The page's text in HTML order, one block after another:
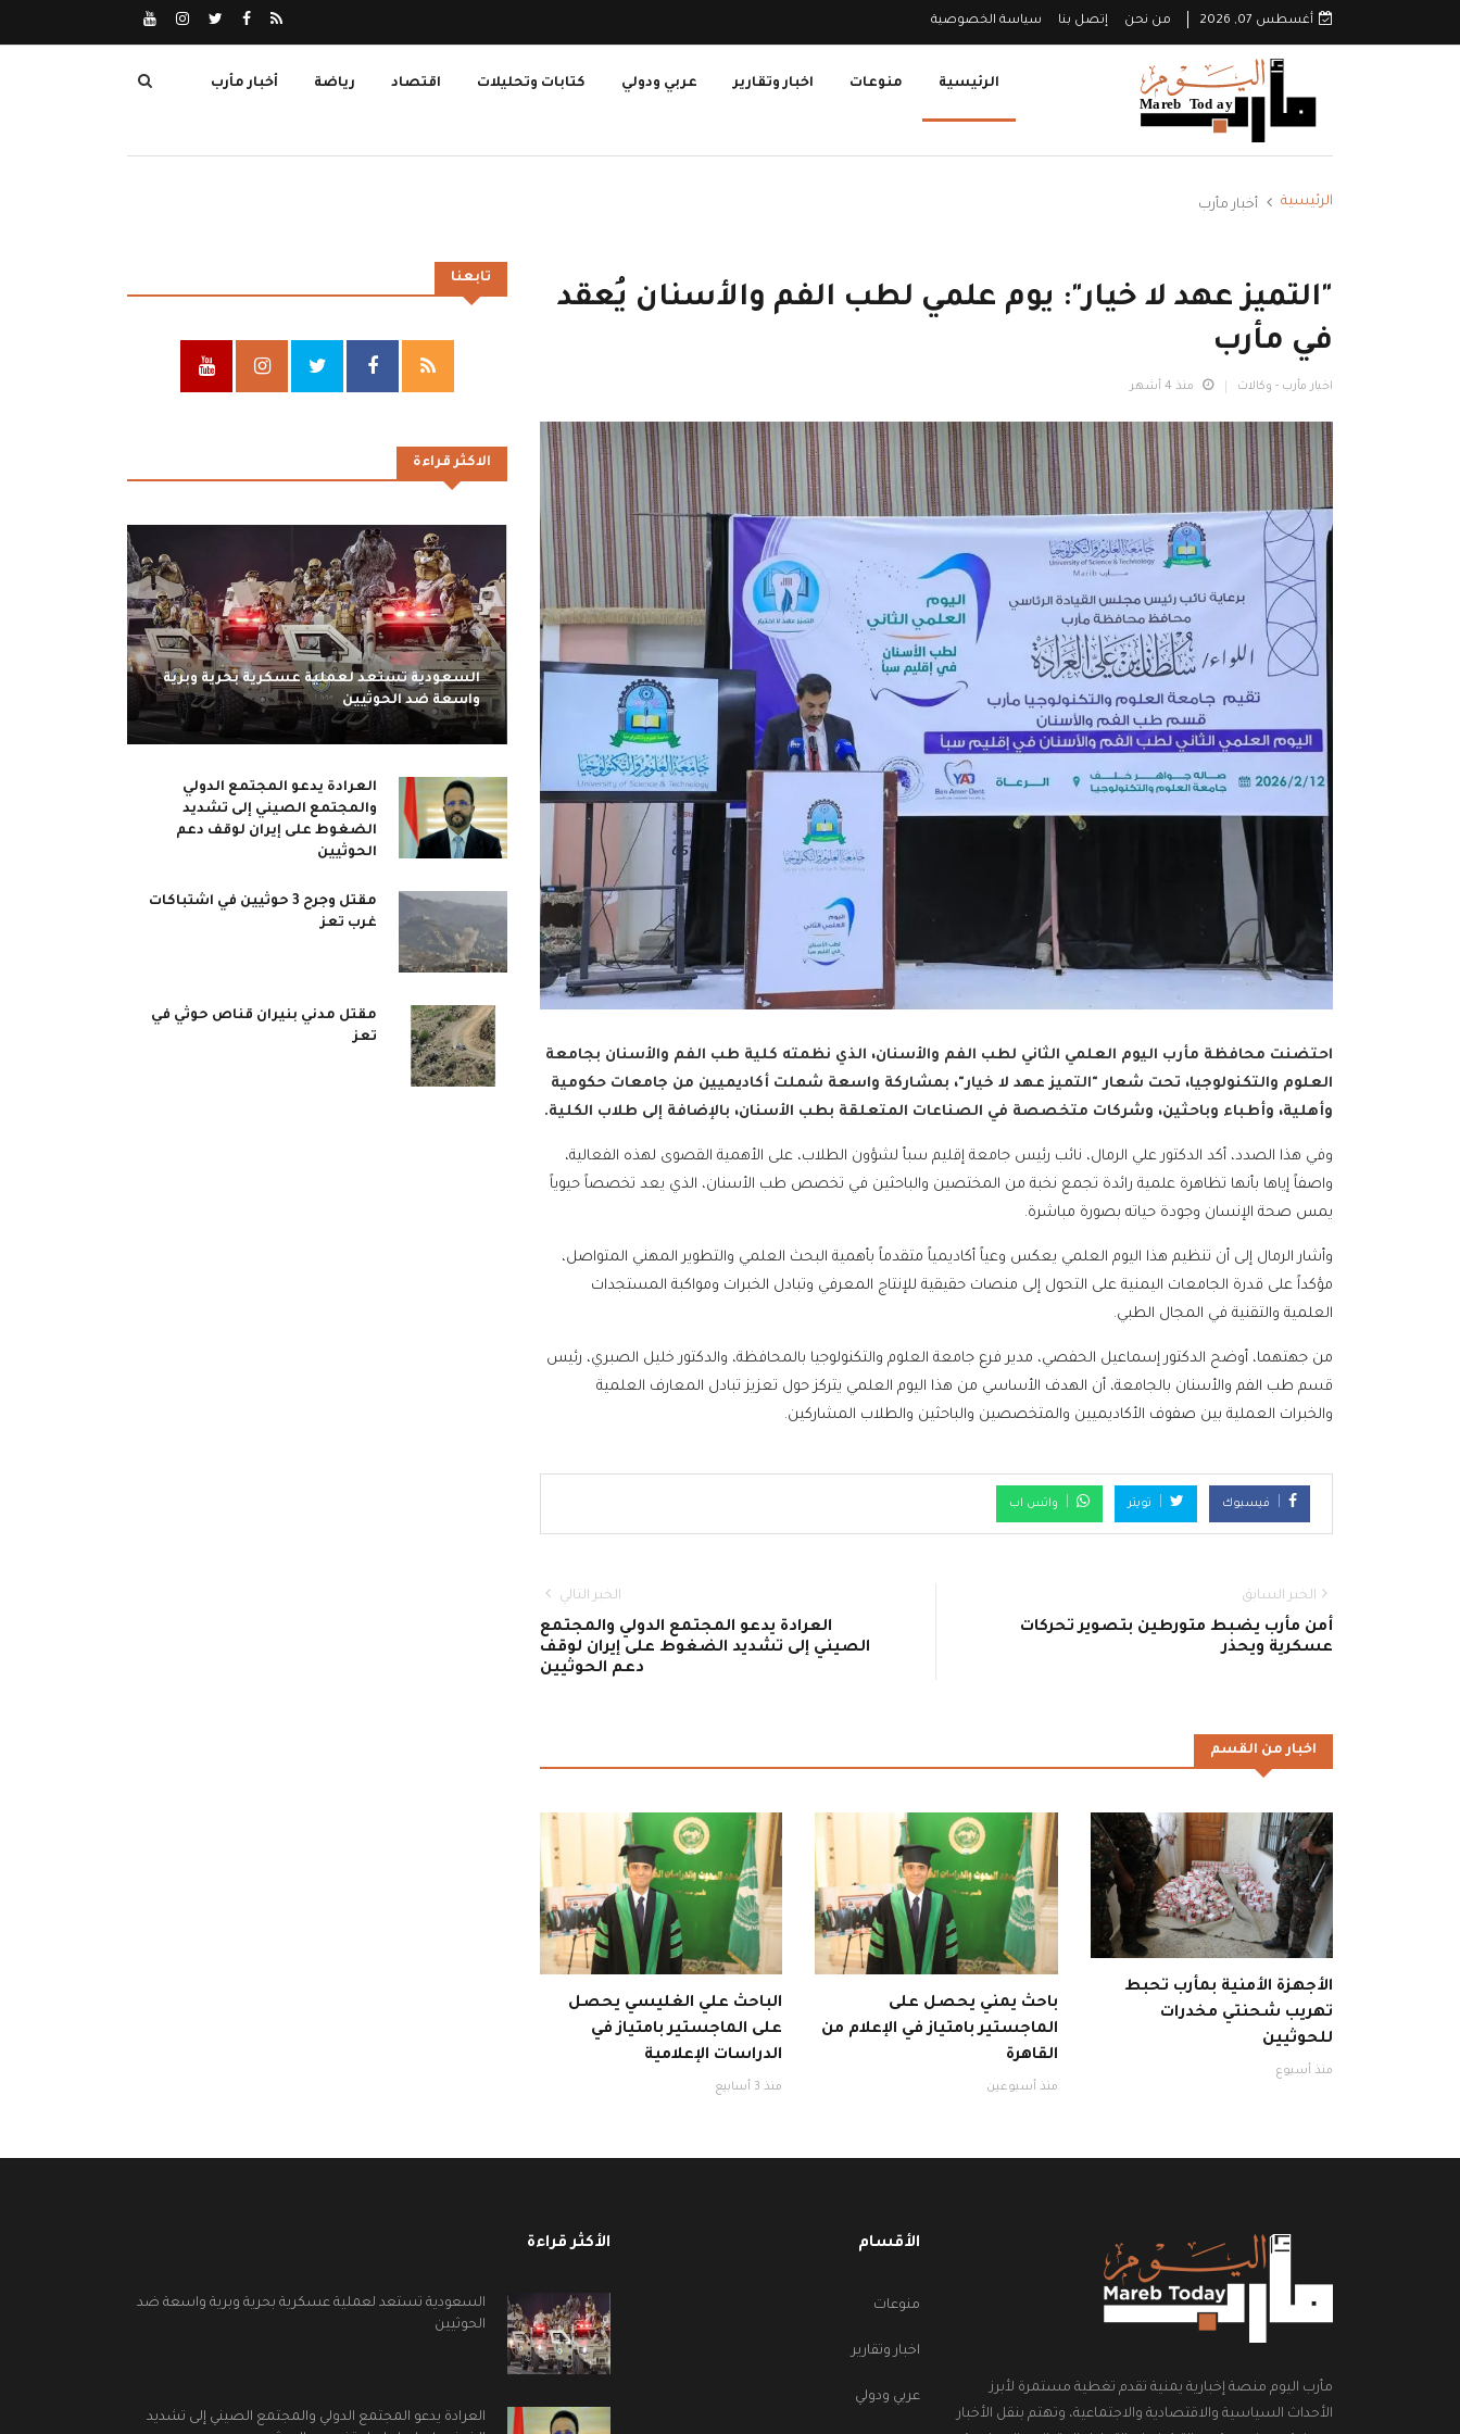
أغسطس 07, 2026 من نحن إتصل بنا سياسة الخصوصية
الرئيسية منوعات اخبار وتقارير عربي ودولي كتابات وتحليلات اقتصاد رياضة أخبار مأرب
الرئيسية أخبار مأرب
"التميز عهد لا خيار": يوم علمي لطب الفم والأسنان يُعقد
في مأرب
اخبار مأرب - وكالات منذ 4 أشهر
احتضنت محافظة مأرب اليوم العلمي الثاني لطب الفم والأسنان، الذي نظمته كلية طب الفم والأسنان بجامعة
العلوم والتكنولوجيا، تحت شعار "التميز عهد لا خيار"، بمشاركة واسعة شملت أكاديميين من جامعات حكومية
وأهلية، وأطباء وباحثين، وشركات متخصصة في الصناعات المتعلقة بطب الأسنان، بالإضافة إلى طلاب الكلية.
وفي هذا الصدد، أكد الدكتور علي الرمال، نائب رئيس جامعة إقليم سبأ لشؤون الطلاب، على الأهمية القصوى لهذه الفعالية،
واصفاً إياها بأنها تظاهرة علمية رائدة تجمع نخبة من المختصين والباحثين في تخصص طب الأسنان، الذي يعد تخصصاً حيوياً
يمس صحة الإنسان وجودة حياته بصورة مباشرة.
وأشار الرمال إلى أن تنظيم هذا اليوم العلمي يعكس وعياً أكاديمياً متقدماً بأهمية البحث العلمي والتطوير المهني المتواصل،
مؤكداً على قدرة الجامعات اليمنية على التحول إلى منصات حقيقية للإنتاج المعرفي وتبادل الخبرات ومواكبة المستجدات
العلمية والتقنية في المجال الطبي.
من جهتهما، أوضح الدكتور إسماعيل الحفصي، مدير فرع جامعة العلوم والتكنولوجيا بالمحافظة، والدكتور خليل الصبري، رئيس
قسم طب الفم والأسنان بالجامعة، أن الهدف الأساسي من هذا اليوم العلمي يتركز حول تعزيز تبادل المعارف العلمية
والخبرات العملية بين صفوف الأكاديميين والمتخصصين والباحثين والطلاب المشاركين.
فيسبوك تويتر واتس اب
الخبر السابق
أمن مأرب يضبط متورطين بتصوير تحركات
عسكرية ويحذر
الخبر التالي
العرادة يدعو المجتمع الدولي والمجتمع
الصيني إلى تشديد الضغوط على إيران لوقف
دعم الحوثيين
اخبار من القسم
الأجهزة الأمنية بمأرب تحبط
تهريب شحنتي مخدرات
للحوثيين
منذ أسبوع
باحث يمني يحصل على
الماجستير بامتياز في الإعلام من
القاهرة
منذ أسبوعين
الباحث علي الغليسي يحصل
على الماجستير بامتياز في
الدراسات الإعلامية
منذ 3 أسابيع
تابعنا
الاكثر قراءة
السعودية تستعد لعملية عسكرية بحرية وبرية
واسعة ضد الحوثيين
العرادة يدعو المجتمع الدولي
والمجتمع الصيني إلى تشديد
الضغوط على إيران لوقف دعم
الحوثيين
مقتل وجرح 3 حوثيين في اشتباكات
غرب تعز
مقتل مدني بنيران قناص حوثي في
تعز
مأرب اليوم منصة إخبارية يمنية تقدم تغطية مستمرة لأبرز
الأحداث السياسية والاقتصادية والاجتماعية، وتهتم بنقل الأخبار
الأقسام
منوعات
اخبار وتقارير
عربي ودولي
الأكثر قراءة
السعودية تستعد لعملية عسكرية بحرية وبرية واسعة ضد
الحوثيين
العرادة يدعو المجتمع الدولي والمجتمع الصيني إلى تشديد